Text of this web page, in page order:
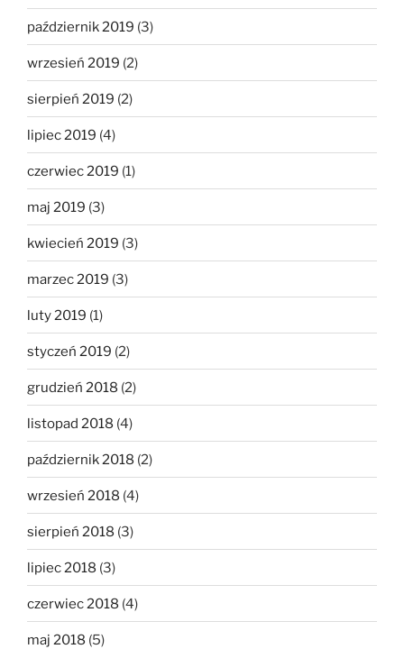
październik 2019 (3)
wrzesień 2019 (2)
sierpień 2019 (2)
lipiec 2019 (4)
czerwiec 2019 (1)
maj 2019 (3)
kwiecień 2019 (3)
marzec 2019 (3)
luty 2019 (1)
styczeń 2019 (2)
grudzień 2018 (2)
listopad 2018 (4)
październik 2018 (2)
wrzesień 2018 (4)
sierpień 2018 (3)
lipiec 2018 (3)
czerwiec 2018 (4)
maj 2018 (5)